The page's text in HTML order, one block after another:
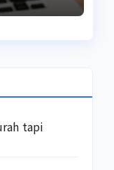
tapi